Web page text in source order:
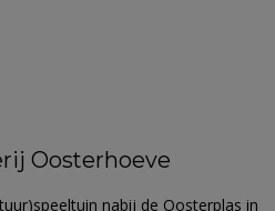
Oosterhoeve
nabij de Oosterplas in